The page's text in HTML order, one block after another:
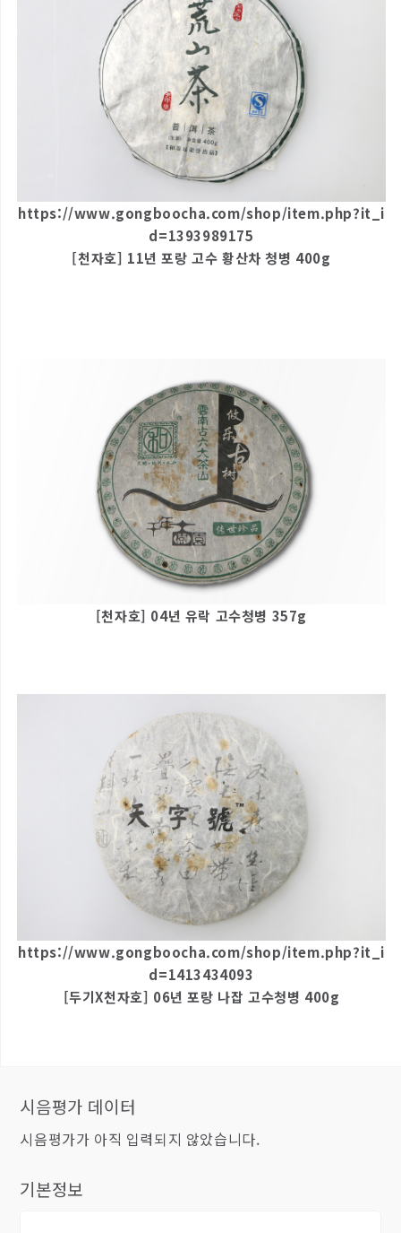
https://www.gongboocha.com/shop/item.php?it_i
d=1393989175
[천자호] 11년 포랑 고수 황산차 청병 400g
[천자호] 04년 유락 고수청병 357g
https://www.gongboocha.com/shop/item.php?it_i
d=1413434093
[두기X천자호] 06년 포랑 나잡 고수청병 400g
시음평가 데이터
시음평가가 아직 입력되지 않았습니다.
기본정보